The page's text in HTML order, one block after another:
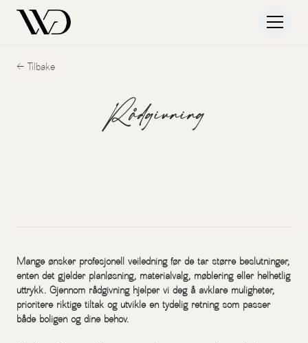
← Tilbake
Rådgivning
Mange ønsker profesjonell veiledning før de tar større beslutninger,
enten det gjelder planløsning, materialvalg, møblering eller helhetlig
uttrykk. Gjennom rådgivning hjelper vi deg å avklare muligheter,
prioritere riktige tiltak og utvikle en tydelig retning som passer
både boligen og dine behov.